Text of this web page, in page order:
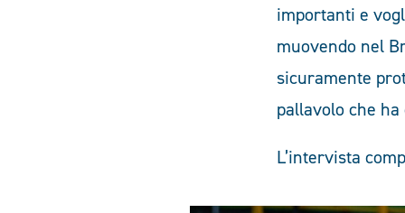
importanti e
muovendo nel
sicuramente
pallavolo che
L’intervista